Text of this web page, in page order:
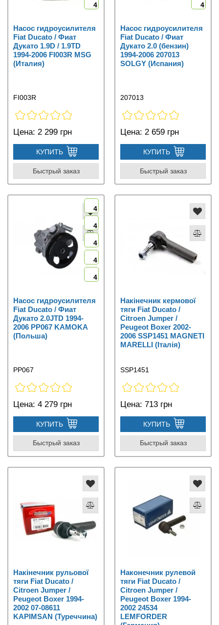
4
Насос гидроусилителя
Fiat Ducato / Фиат
Дукато 1.9D / 1.9TD
1994-2006 FI003R MSG
(Италия)
FI003R
Цена: 2 299 грн
КУПИТЬ
Быстрый заказ
4
Насос гидроусилителя
Fiat Ducato / Фиат
Дукато 2.0 (бензин)
1994-2006 207013
SOLGY (Испания)
207013
Цена: 2 659 грн
КУПИТЬ
Быстрый заказ
4
4
4
4
4
Насос гидроусилителя
Fiat Ducato / Фиат
Дукато 2.0JTD 1994-
2006 PP067 KAMOKA
(Польша)
PP067
Цена: 4 279 грн
КУПИТЬ
Быстрый заказ
Накінечник кермової
тяги Fiat Ducato /
Citroen Jumper /
Peugeot Boxer 2002-
2006 SSP1451 MAGNETI
MARELLI (Італія)
SSP1451
Цена: 713 грн
КУПИТЬ
Быстрый заказ
Накінечник рульової
тяги Fiat Ducato /
Citroen Jumper /
Peugeot Boxer 1994-
2002 07-08611
KAPIMSAN (Туреччина)
Наконечник рулевой
тяги Fiat Ducato /
Citroen Jumper /
Peugeot Boxer 1994-
2002 24534
LEMFORDER